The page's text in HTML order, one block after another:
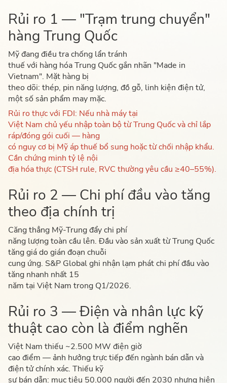
Rủi ro 1 — "Trạm trung chuyển"
hàng Trung Quốc
Mỹ đang điều tra chống lẩn tránh
thuế với hàng hóa Trung Quốc gắn nhãn "Made in
Vietnam". Mặt hàng bị
theo dõi: thép, pin năng lượng, đồ gỗ, linh kiện điện tử,
một số sản phẩm may mặc.
Rủi ro thực với FDI: Nếu nhà máy tại
Việt Nam chủ yếu nhập toàn bộ từ Trung Quốc và chỉ lắp
ráp/đóng gói cuối — hàng
có nguy cơ bị Mỹ áp thuế bổ sung hoặc từ chối nhập khẩu.
Cần chứng minh tỷ lệ nội
địa hóa thực (CTSH rule, RVC thường yêu cầu ≥40–55%).
Rủi ro 2 — Chi phí đầu vào tăng
theo địa chính trị
Căng thẳng Mỹ-Trung đẩy chi phí
năng lượng toàn cầu lên. Đầu vào sản xuất từ Trung Quốc
tăng giá do gián đoạn chuỗi
cung ứng. S&P Global ghi nhận lạm phát chi phí đầu vào
tăng nhanh nhất 15
năm tại Việt Nam trong Q1/2026.
Rủi ro 3 — Điện và nhân lực kỹ
thuật cao còn là điểm nghẽn
Việt Nam thiếu ~2.500 MW điện giờ
cao điểm — ảnh hưởng trực tiếp đến ngành bán dẫn và
điện tử chính xác. Thiếu kỹ
sư bán dẫn: mục tiêu 50.000 người đến 2030 nhưng hiện